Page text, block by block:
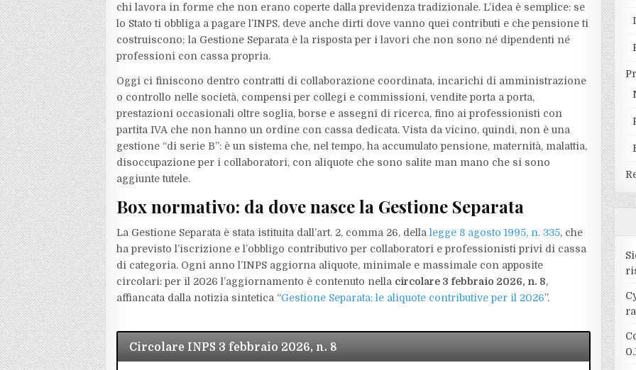
chi lavora in forme che non erano coperte dalla previdenza tradizionale. L’idea è semplice: se
lo Stato ti obbliga a pagare l’INPS, deve anche dirti dove vanno quei contributi e che pensione ti
costruiscono; la Gestione Separata è la risposta per i lavori che non sono né dipendenti né
professioni con cassa propria.
Oggi ci finiscono dentro contratti di collaborazione coordinata, incarichi di amministrazione
o controllo nelle società, compensi per collegi e commissioni, vendite porta a porta,
prestazioni occasionali oltre soglia, borse e assegni di ricerca, fino ai professionisti con
partita IVA che non hanno un ordine con cassa dedicata. Vista da vicino, quindi, non è una
gestione “di serie B”: è un sistema che, nel tempo, ha accumulato pensione, maternità, malattia,
disoccupazione per i collaboratori, con aliquote che sono salite man mano che si sono
aggiunte tutele.
Box normativo: da dove nasce la Gestione Separata
La Gestione Separata è stata istituita dall’art. 2, comma 26, dellalegge 8 agosto 1995, n. 335, che
ha previsto l’iscrizione e l’obbligo contributivo per collaboratori e professionisti privi di cassa
di categoria. Ogni anno l’INPS aggiorna aliquote, minimale e massimale con apposite
circolari: per il 2026 l’aggiornamento è contenuto nella circolare 3 febbraio 2026, n. 8,
affiancata dalla notizia sintetica “Gestione Separata: le aliquote contributive per il 2026”.
Circolare INPS 3 febbraio 2026, n. 8